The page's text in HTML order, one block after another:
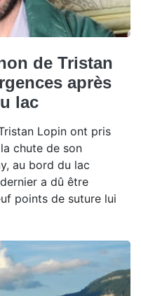
de Tristan
après
lac
Lopin ont pris
chute de son
au bord du lac
a dû être
points de suture lui